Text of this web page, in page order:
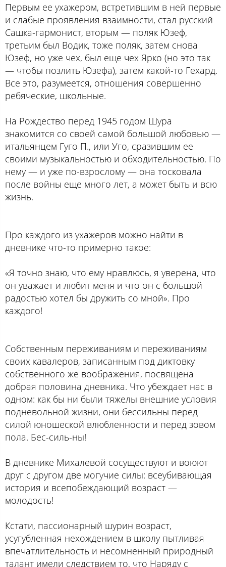
Первым ее ухажером, встретившим в ней первые
и слабые проявления взаимности, стал русский
Сашка-гармонист, вторым — поляк Юзеф,
третьим был Водик, тоже поляк, затем снова
Юзеф, но уже чех, был еще чех Ярко (но это так
— чтобы позлить Юзефа), затем какой-то Гехард.
Все это, разумеется, отношения совершенно
ребяческие, школьные.
На Рождество перед 1945 годом Шура
знакомится со своей самой большой любовью —
итальянцем Гуго П., или Уго, сразившим ее
своими музыкальностью и обходительностью. По
нему — и уже по-взрослому — она тосковала
после войны еще много лет, а может быть и всю
жизнь.
Про каждого из ухажеров можно найти в
дневнике что-то примерно такое:
«Я точно знаю, что ему нравлюсь, я уверена, что
он уважает и любит меня и что он с большой
радостью хотел бы дружить со мной». Про
каждого!
Собственным переживаниям и переживаниям
своих кавалеров, записанным под диктовку
собственного же воображения, посвящена
добрая половина дневника. Что убеждает нас в
одном: как бы ни были тяжелы внешние условия
подневольной жизни, они бессильны перед
силой юношеской влюбленности и перед зовом
пола. Бес-силь-ны!
В дневнике Михалевой сосуществуют и воюют
друг с другом две могучие силы: всеубивающая
история и всепобеждающий возраст —
молодость!
Кстати, пассионарный шурин возраст,
усугубленная нехождением в школу пытливая
впечатлительность и несомненный природный
талант имели следствием то, что Наряду с